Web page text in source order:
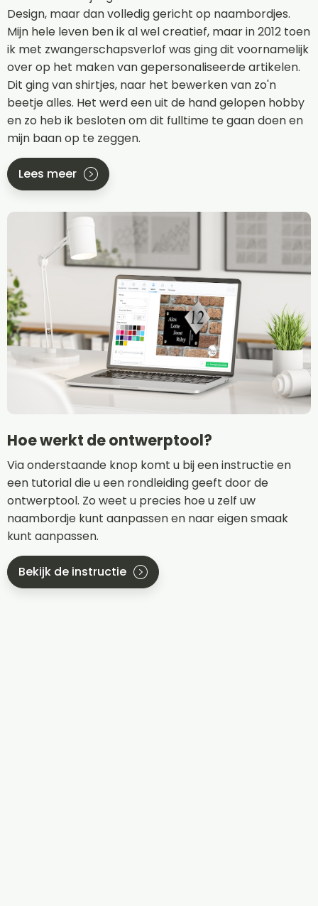
Design, maar dan volledig gericht op naambordjes.
Mijn hele leven ben ik al wel creatief, maar in 2012 toen
ik met zwangerschapsverlof was ging dit voornamelijk
over op het maken van gepersonaliseerde artikelen.
Dit ging van shirtjes, naar het bewerken van zo'n
beetje alles. Het werd een uit de hand gelopen hobby
en zo heb ik besloten om dit fulltime te gaan doen en
mijn baan op te zeggen.
Lees meer
Hoe werkt de ontwerptool?
Via onderstaande knop komt u bij een instructie en
een tutorial die u een rondleiding geeft door de
ontwerptool. Zo weet u precies hoe u zelf uw
naambordje kunt aanpassen en naar eigen smaak
kunt aanpassen.
Bekijk de instructie